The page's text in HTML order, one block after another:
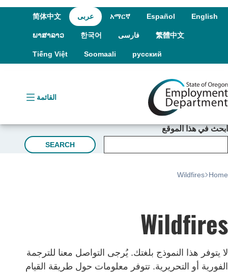
English
Español
አማርኛ عربى 简体中文
繁體中文 فارسی 한국어
ພາສາລາວ
русский
Soomaali
Tiếng Việt
القائمة
ابحث في هذا الموقع
SEARCH
Home
Wildfires
Wildfires
لا يتوفر هذا النموذج بلغتك. يُرجى التواصل معنا للترجمة
الفورية أو التحريرية. تتوفر معلومات حول طريقة القيام